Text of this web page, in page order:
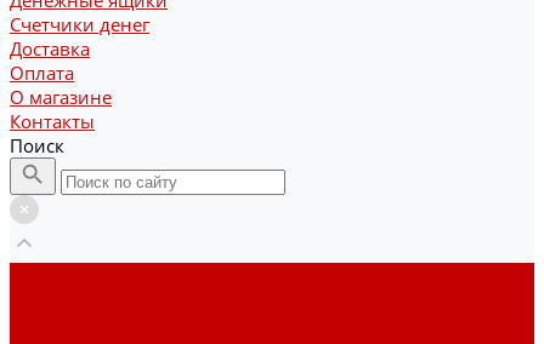
Счетчики денег
Доставка
Оплата
О магазине
Контакты
Поиск